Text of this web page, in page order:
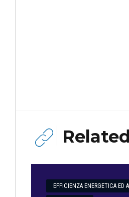
EFFICIENZA ENERGETICA ED